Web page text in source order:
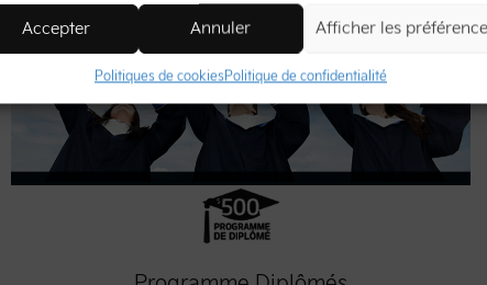
Accepter Annuler Afficher les
Politiques de cookiesPolitique de confidentialité